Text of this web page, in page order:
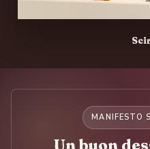
MANIFESTO
Un buon